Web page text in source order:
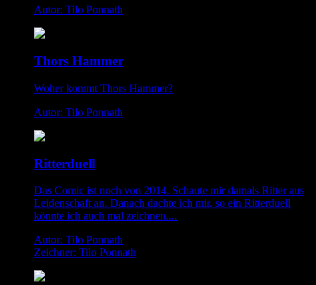
Autor: Tilo Ponnath
Thors Hammer
Woher kommt Thors Hammer?
Autor: Tilo Ponnath
Ritterduell
Das Comic ist noch von 2014. Schaute mir damals Ritter aus
Leidenschaft an. Danach dachte ich mir, so ein Ritterduell
könnte ich auch mal zeichnen....
Autor: Tilo Ponnath
Zeichner: Tilo Ponnath